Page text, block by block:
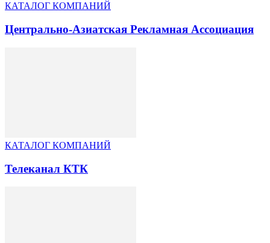
КАТАЛОГ КОМПАНИЙ
Центрально-Азиатская Рекламная Ассоциация
КАТАЛОГ КОМПАНИЙ
Телеканал КТК